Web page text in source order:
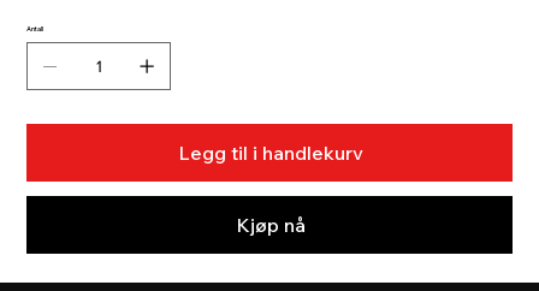
Antall
Legg til i handlekurv
Kjøp nå